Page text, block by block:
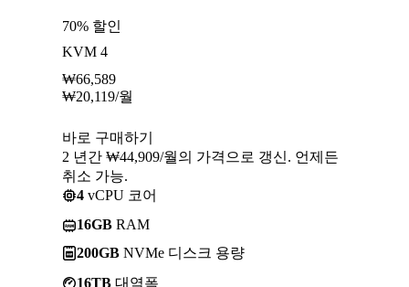
70% 할인
KVM 4
₩66,589
₩20,119/월
바로 구매하기
2 년간 ₩44,909/월의 가격으로 갱신. 언제든
취소 가능.
4 vCPU 코어
16GB RAM
200GB NVMe 디스크 용량
16TB 대역폭